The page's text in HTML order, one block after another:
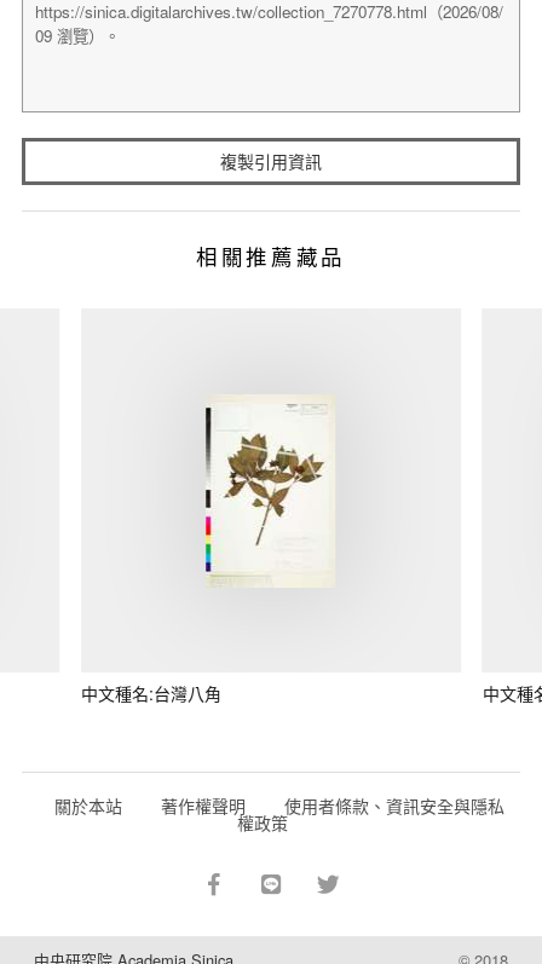
複製引用資訊
相關推薦藏品
中文種名:台灣八角 中文種
關於本站 著作權聲明 使用者條款、資訊安全與隱私
權政策